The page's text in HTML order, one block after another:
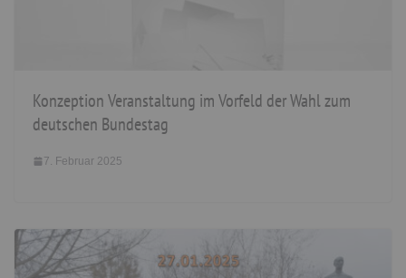
Konzeption Veranstaltung im Vorfeld der Wahl zum
deutschen Bundestag
7. Februar 2025